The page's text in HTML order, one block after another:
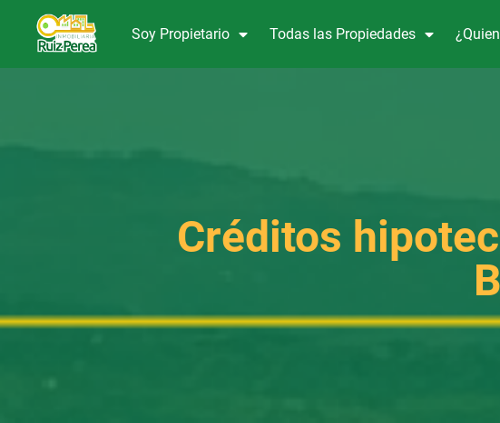
Soy Propietario Todas las Propiedades
Créditos